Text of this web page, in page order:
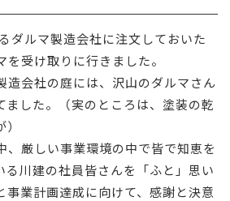
ダルマ製造会社に注文しておいた
受け取りに行きました。
造会社の庭には、沢山のダルマさん
ました。（実のところは、塗装の乾
、厳しい事業環境の中で皆で知恵を
る川建の社員皆さんを「ふと」思い
事業計画達成に向けて、感謝と決意